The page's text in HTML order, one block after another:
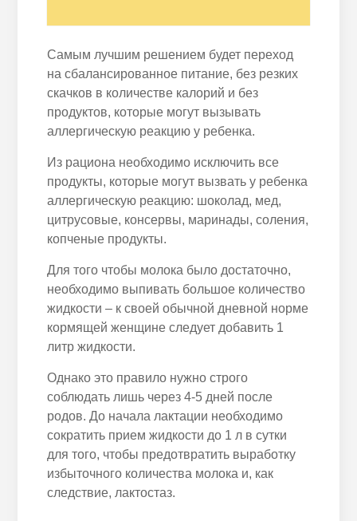
Самым лучшим решением будет переход
на сбалансированное питание, без резких
скачков в количестве калорий и без
продуктов, которые могут вызывать
аллергическую реакцию у ребенка.
Из рациона необходимо исключить все
продукты, которые могут вызвать у ребенка
аллергическую реакцию: шоколад, мед,
цитрусовые, консервы, маринады, соления,
копченые продукты.
Для того чтобы молока было достаточно,
необходимо выпивать большое количество
жидкости – к своей обычной дневной норме
кормящей женщине следует добавить 1
литр жидкости.
Однако это правило нужно строго
соблюдать лишь через 4-5 дней после
родов. До начала лактации необходимо
сократить прием жидкости до 1 л в сутки
для того, чтобы предотвратить выработку
избыточного количества молока и, как
следствие, лактостаз.